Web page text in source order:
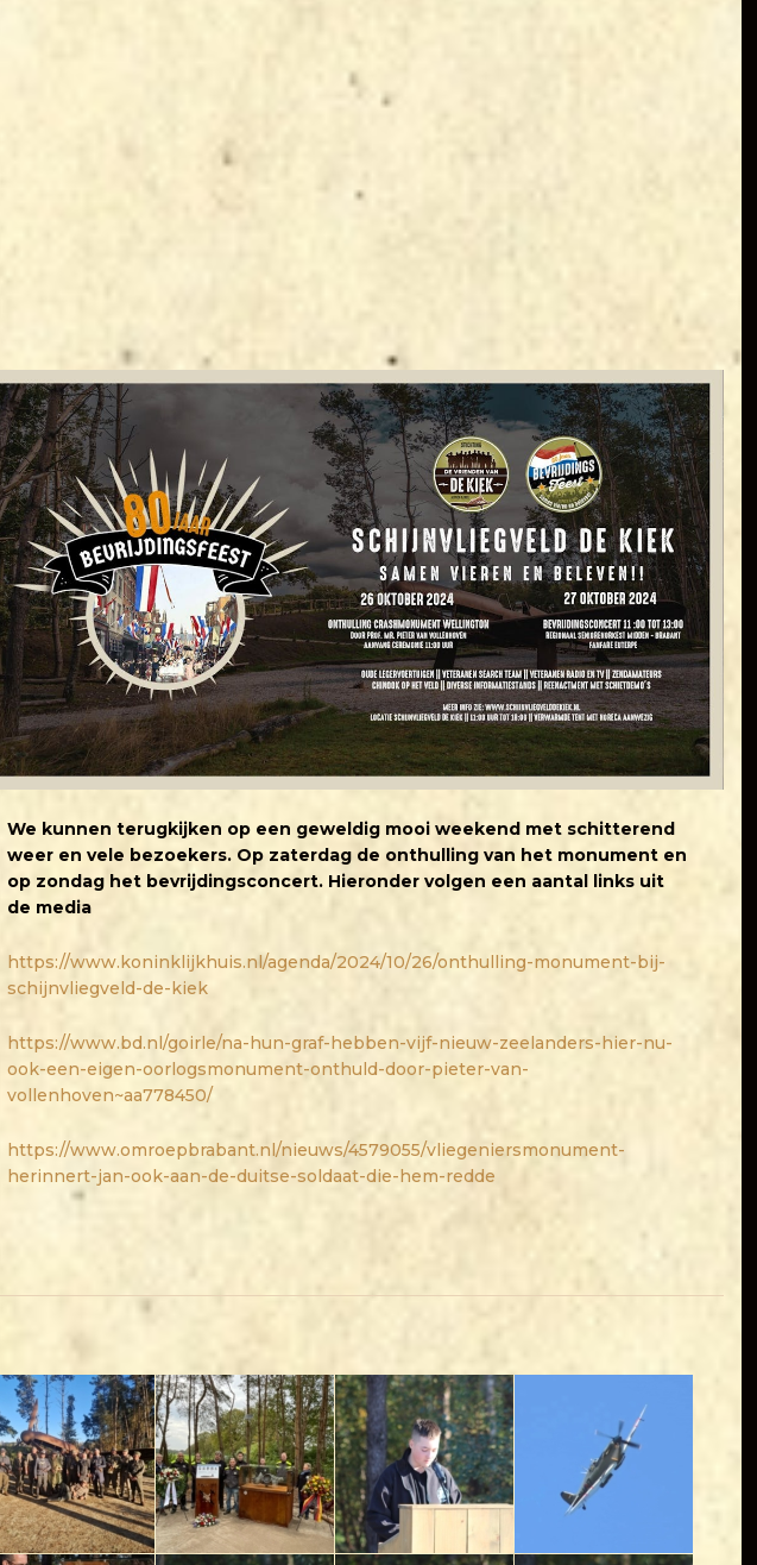
We kunnen terugkijken op een geweldig mooi weekend met schitterend
weer en vele bezoekers. Op zaterdag de onthulling van het monument en
op zondag het bevrijdingsconcert. Hieronder volgen een aantal links uit
de media
https://www.koninklijkhuis.nl/agenda/2024/10/26/onthulling-monument-bij-
schijnvliegveld-de-kiek
https://www.bd.nl/goirle/na-hun-graf-hebben-vijf-nieuw-zeelanders-hier-nu-
ook-een-eigen-oorlogsmonument-onthuld-door-pieter-van-
vollenhoven~aa778450/
https://www.omroepbrabant.nl/nieuws/4579055/vliegeniersmonument-
herinnert-jan-ook-aan-de-duitse-soldaat-die-hem-redde